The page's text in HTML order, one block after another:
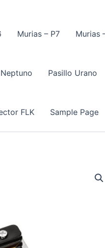
Murias – P7 Murias
Pasillo Urano
FLK Sample Page